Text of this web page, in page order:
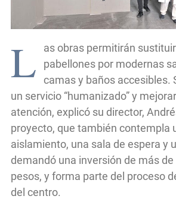
L
as obras permitirán
pabellones por modernas
camas y baños accesibles.
un servicio “humanizado” y
atención, explicó su director,
proyecto, que también contempla
aislamiento, una sala de espera y
demandó una inversión de más
pesos, y forma parte del proceso
del centro.